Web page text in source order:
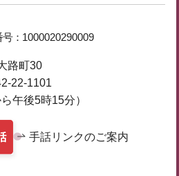
： 1000020290009
路町30
22-1101
午後5時15分）
手話リンクのご案内